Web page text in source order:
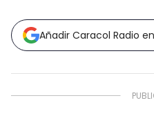
Añadir Caracol Radio